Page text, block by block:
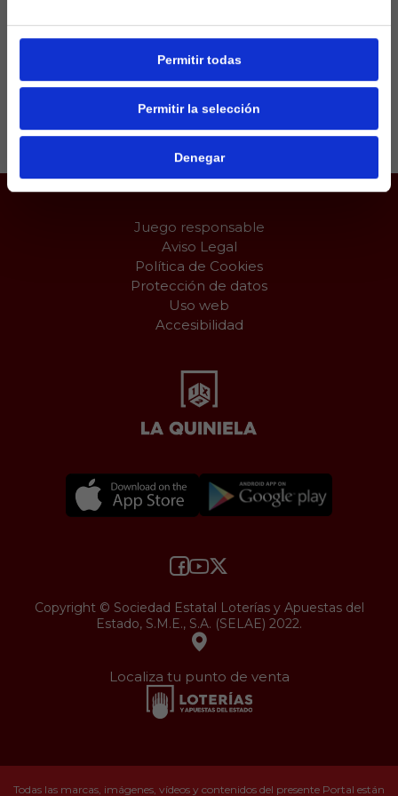
Permitir todas
Permitir la selección
Denegar
Rodrygo y darle la alternativa al malagueño.
Juego responsable
Aviso Legal
Política de Cookies
Protección de datos
Uso web
Accesibilidad
Copyright © Sociedad Estatal Loterías y Apuestas del
Estado, S.M.E., S.A. (SELAE) 2022.
Localiza tu punto de venta
Todas las marcas, imágenes, vídeos y contenidos del presente Portal están